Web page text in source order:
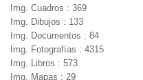
Img. Cuadros : 369
Img. Dibujos : 133
Img. Documentos : 84
Img. Fotografías : 4315
Img. Libros : 573
Img. Mapas : 29